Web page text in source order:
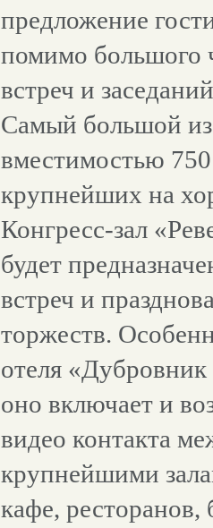
предложение
помимо большого
встреч и
Самый большой
вместимостью
крупнейших на
Конгресс-зал
будет
встреч и
торжеств.
отеля
оно включает и
видео контакта
крупнейшими
кафе,